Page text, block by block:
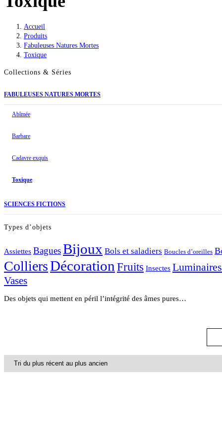
Accueil
Produits
Fabuleuses Natures Mortes
Toxique
Collections & Séries
FABULEUSES NATURES MORTES
Abîmée
Barbare
Cadavre exquis
Toxique
SCIENCES FICTIONS
Types d’objets
Assiettes BaguesBijoux Bols et saladiers Boucles d’oreilles
ColliersDécoration Fruits Insectes Luminaires
Vases
Des objets qui mettent en péril l’intégrité des âmes pures…